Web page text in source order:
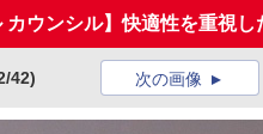
カウンシル】快適性を重視
42) 次の画像